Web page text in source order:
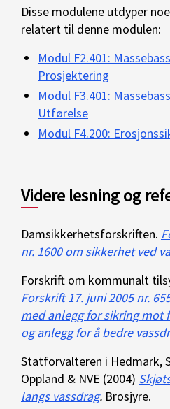
Disse modulene utdyper
relatert til denne modulen:
Modul F2.401:
Prosjektering
Modul F3.401:
Utførelse
Modul F4.200:
Videre lesning og
Damsikkerhetsforskriften.
nr. 1600 om sikkerhet ved
Forskrift om kommunalt
Forskrift 17. juni 2005 nr.
med anlegg for sikring mot
og anlegg for å bedre
Statforvalteren i Hedmark,
Oppland & NVE (2004)
langs vassdrag. Brosjyre.